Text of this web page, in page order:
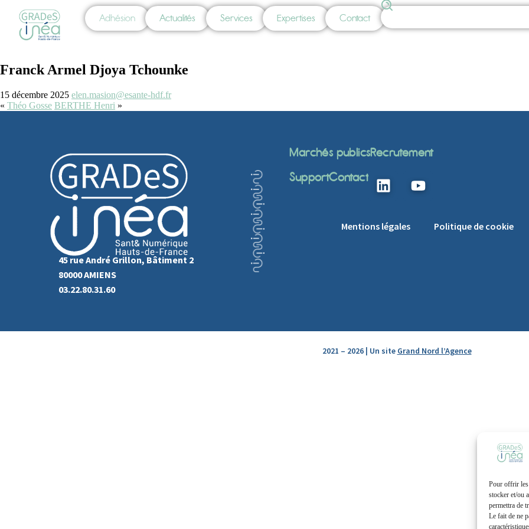
Pour offrir les
stocker et/ou
permettra de
Le fait de ne
Adhésion Actualités Services Expertises Contact
Franck Armel Djoya Tchounke
15 décembre 2025 elen.masion@esante-hdf.fr
« Théo Gosse BERTHE Henri »
45 rue André Grillon, Bâtiment 2
80000 AMIENS
03.22.80.31.60
Marchés publicsRecrutement
SupportContact
Mentions légales Politique de cookie
2021 – 2026 | Un site Grand Nord l’Agence